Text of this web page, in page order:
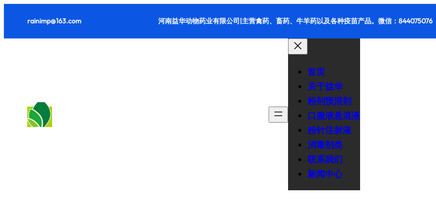
内
rainimp@163.com 河南益华动物药业有限公司|主营禽药、畜药、牛羊药以及各种疫苗产品。微信：844075076
首页
关于益华
粉剂预混剂
口服液悬混液
粉针注射液
消毒剂类
联系我们
新闻中心